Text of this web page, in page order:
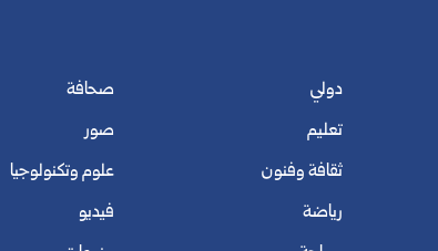
دولي
تعليم
ثقافة وفنون
رياضة
صحافة
صور
علوم وتكنولوجيا
فيديو